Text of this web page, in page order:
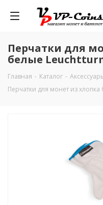
Перчатки для
белые
Главная - Каталог -
Перчатки для монет из